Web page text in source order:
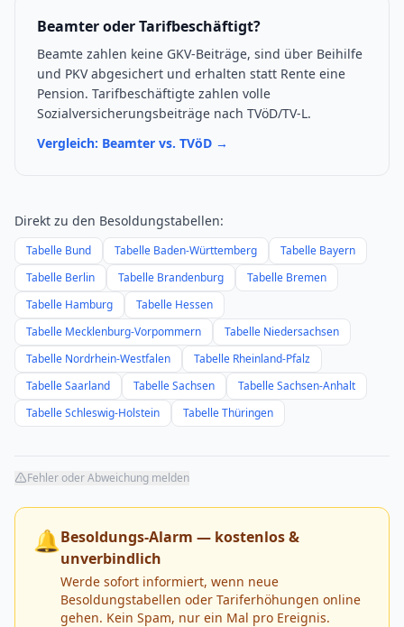
Beamter oder Tarifbeschäftigt?
Beamte zahlen keine GKV-Beiträge, sind über Beihilfe
und PKV abgesichert und erhalten statt Rente eine
Pension. Tarifbeschäftigte zahlen volle
Sozialversicherungsbeiträge nach TVöD/TV-L.
Vergleich: Beamter vs. TVöD →
Direkt zu den Besoldungstabellen:
Tabelle Bund Tabelle Baden-Württemberg Tabelle Bayern
Tabelle Berlin Tabelle Brandenburg Tabelle Bremen
Tabelle Hamburg Tabelle Hessen
Tabelle Mecklenburg-Vorpommern Tabelle Niedersachsen
Tabelle Nordrhein-Westfalen Tabelle Rheinland-Pfalz
TabelleSaarland TabelleSachsen TabelleSachsen-Anhalt
TabelleSchleswig-Holstein TabelleThüringen
Fehler oder Abweichung melden
🔔Besoldungs-Alarm — kostenlos &
unverbindlich
Werde sofort informiert, wenn neue
Besoldungstabellen oder Tariferhöhungen online
gehen. Kein Spam, nur ein Mal pro Ereignis.